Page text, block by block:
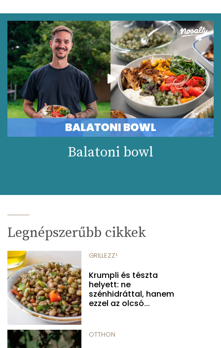
Balatoni bowl
Legnépszerűbb cikkek
GRILLEZZ!
Krumpli és tészta
helyett: ne
szénhidráttal, hanem
ezzel az olcsó...
OTTHON